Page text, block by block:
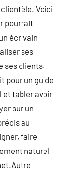
Voici
pourrait
écrivain
ses
ses clients.
pour un guide
et tabler avoir
sur un
au
faire
naturel.